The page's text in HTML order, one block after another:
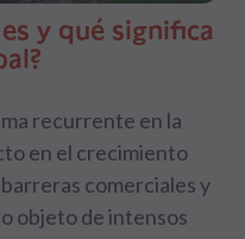
y qué significa
recurrente en la
en el crecimiento
comerciales y
objeto de intensos